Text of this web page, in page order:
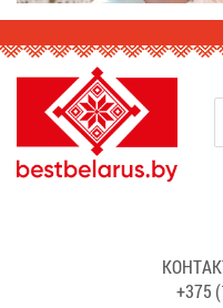
+375